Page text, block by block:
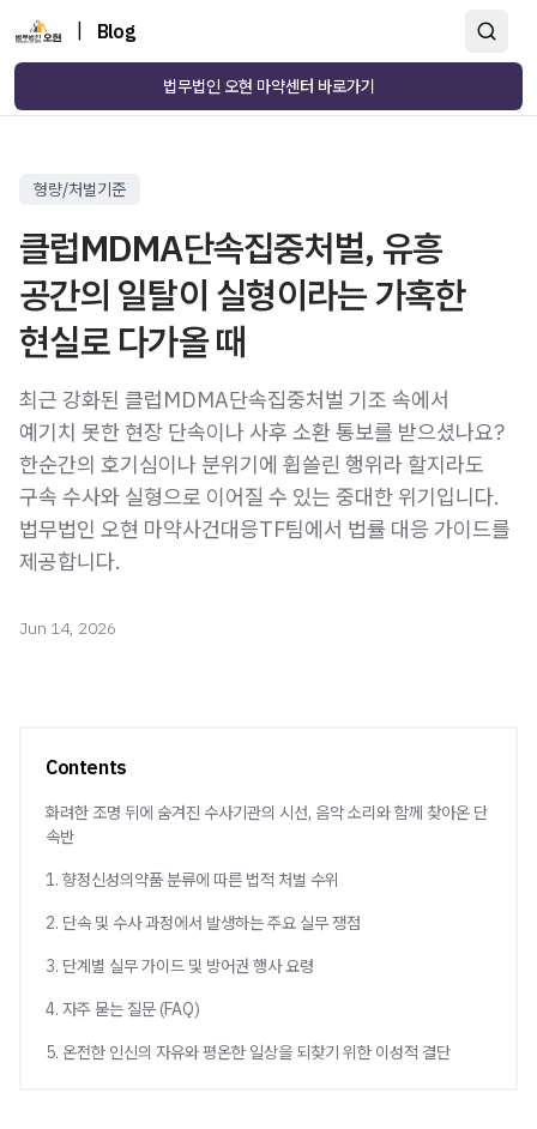
Blog
법무법인 오현 마약센터 바로가기
형량/처벌기준
클럽MDMA단속집중처벌, 유흥
공간의 일탈이 실형이라는 가혹한
현실로 다가올 때
최근 강화된 클럽MDMA단속집중처벌 기조 속에서
예기치 못한 현장 단속이나 사후 소환 통보를 받으셨나요?
한순간의 호기심이나 분위기에 휩쓸린 행위라 할지라도
구속 수사와 실형으로 이어질 수 있는 중대한 위기입니다.
법무법인 오현 마약사건대응TF팀에서 법률 대응 가이드를
제공합니다.
Jun 14, 2026
Contents
화려한 조명 뒤에 숨겨진 수사기관의 시선, 음악 소리와 함께 찾아온 단
속반
1. 향정신성의약품 분류에 따른 법적 처벌 수위
2. 단속 및 수사 과정에서 발생하는 주요 실무 쟁점
3. 단계별 실무 가이드 및 방어권 행사 요령
4. 자주 묻는 질문 (FAQ)
5. 온전한 인신의 자유와 평온한 일상을 되찾기 위한 이성적 결단